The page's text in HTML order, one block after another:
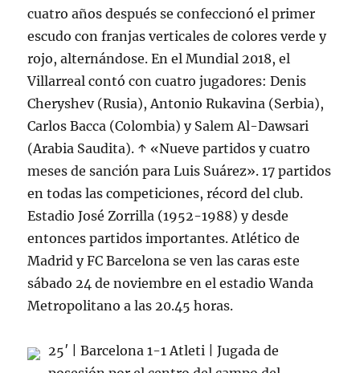
cuatro años después se confeccionó el primer
escudo con franjas verticales de colores verde y
rojo, alternándose. En el Mundial 2018, el
Villarreal contó con cuatro jugadores: Denis
Cheryshev (Rusia), Antonio Rukavina (Serbia),
Carlos Bacca (Colombia) y Salem Al-Dawsari
(Arabia Saudita). ↑ «Nueve partidos y cuatro
meses de sanción para Luis Suárez». 17 partidos
en todas las competiciones, récord del club.
Estadio José Zorrilla (1952-1988) y desde
entonces partidos importantes. Atlético de
Madrid y FC Barcelona se ven las caras este
sábado 24 de noviembre en el estadio Wanda
Metropolitano a las 20.45 horas.
25′ | Barcelona 1-1 Atleti | Jugada de